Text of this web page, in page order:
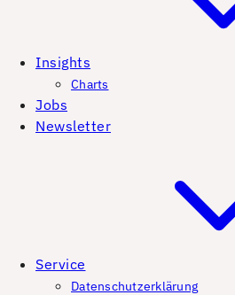
Insights
Charts
Jobs
Newsletter
Service
Datenschutzerklärung